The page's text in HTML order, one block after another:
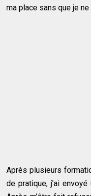
ma place sans que je ne
Après plusieurs
de pratique, j'ai envoyé